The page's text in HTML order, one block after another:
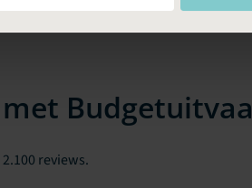
reviews.